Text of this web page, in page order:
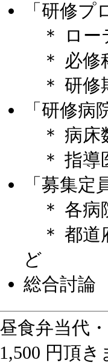
「研修
＊ ロー
＊ 必修
＊ 研修
「研修
＊ 病床
＊ 指導
「募集
＊ 各病
＊ 都道
ど
総合討論
昼食弁当代
1,500 円頂き